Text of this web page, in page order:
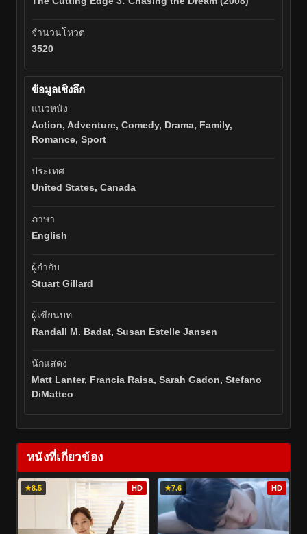
จำนวนโหวต
3520
ข้อมูลเชิงลึก
แนวหนัง
Action, Adventure, Comedy, Drama, Family,
Romance, Sport
ประเทศ
United States, Canada
ภาษา
English
ผู้กำกับ
Stuart Gillard
ผู้เขียนบท
Randall M. Badat, Susan Estelle Jansen
นักแสดง
Matt Lanter, Francia Raisa, Sarah Gadon, Stefano
DiMatteo
หนังที่เกี่ยวข้อง
★8.5 HD ★7.6 HD